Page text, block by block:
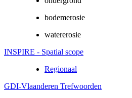
bodemerosie
watererosie
INSPIRE - Spatial scope
Regionaal
GDI-Vlaanderen Trefwoorden